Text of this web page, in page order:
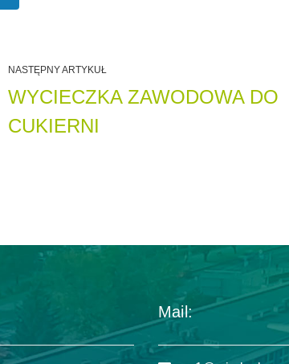
NASTĘPNY ARTYKUŁ
WYCIECZKA ZAWODOWA DO
CUKIERNI
Mail: